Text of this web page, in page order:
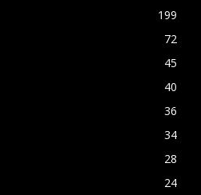
199
72
45
40
36
34
28
24